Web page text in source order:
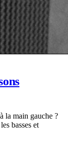
la main gauche ?
basses et